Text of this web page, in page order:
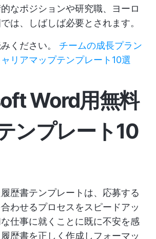
なポジションや研究職、ヨーロ
は、しばしば必要とされます。
ください。 チームの成長プラン
リアマップテンプレート10選
Word用無料
ンプレート10
歴書テンプレートは、応募する
わせるプロセスをスピードアッ
仕事に就くことに既に不安を感
歴書を正しく作成しフォーマッ